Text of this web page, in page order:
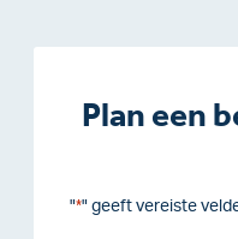
Plan een
"*" geeft vereiste